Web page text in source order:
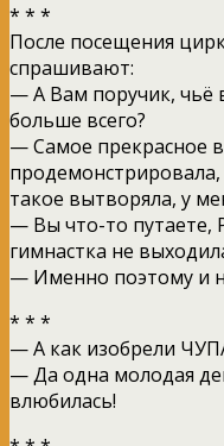
* * *
После посещения
спрашивают:
— А Вам поручик, чьё
больше всего?
— Самое прекрасное
такое вытворяла, у
— Вы что-то путаете,
гимнастка не
— Именно поэтому и
* * *
— А как изобрели
— Да одна молодая
влюбилась!